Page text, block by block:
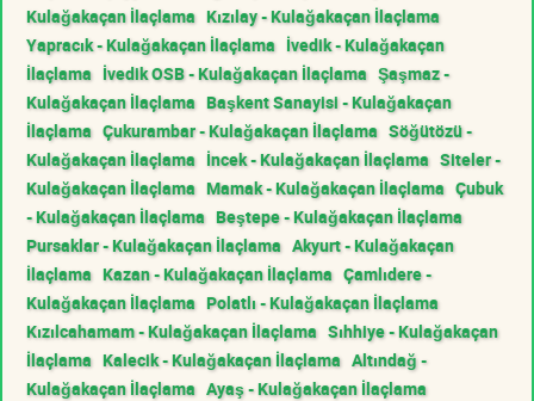
Kulağakaçan İlaçlama Kızılay - Kulağakaçan İlaçlama
Yapracık - Kulağakaçan İlaçlama İvedik - Kulağakaçan
İlaçlama İvedik OSB - Kulağakaçan İlaçlama Şaşmaz -
Kulağakaçan İlaçlama Başkent Sanayisi - Kulağakaçan
İlaçlama Çukurambar - Kulağakaçan İlaçlama Söğütözü -
Kulağakaçan İlaçlama İncek - Kulağakaçan İlaçlama Siteler -
Kulağakaçan İlaçlama Mamak - Kulağakaçan İlaçlama Çubuk
- Kulağakaçan İlaçlama Beştepe - Kulağakaçan İlaçlama
Pursaklar - Kulağakaçan İlaçlama Akyurt - Kulağakaçan
İlaçlama Kazan - Kulağakaçan İlaçlama Çamlıdere -
Kulağakaçan İlaçlama Polatlı - Kulağakaçan İlaçlama
Kızılcahamam - Kulağakaçan İlaçlama Sıhhiye - Kulağakaçan
İlaçlama Kalecik - Kulağakaçan İlaçlama Altındağ -
Kulağakaçan İlaçlama Ayaş - Kulağakaçan İlaçlama